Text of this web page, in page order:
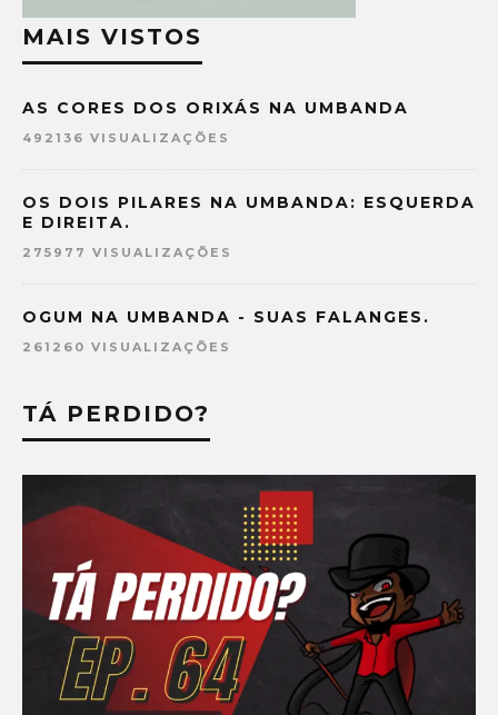
MAIS VISTOS
AS CORES DOS ORIXÁS NA UMBANDA
492136 VISUALIZAÇÕES
OS DOIS PILARES NA UMBANDA: ESQUERDA
E DIREITA.
275977 VISUALIZAÇÕES
OGUM NA UMBANDA - SUAS FALANGES.
261260 VISUALIZAÇÕES
TÁ PERDIDO?